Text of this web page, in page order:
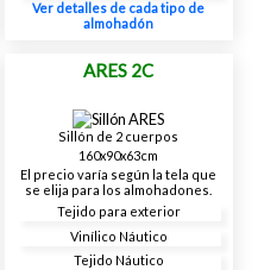
Ver detalles de cada tipo de
almohadón
ARES 2C
Sillón de 2 cuerpos
160x90x63cm
El precio varía según la tela que
se elija para los almohadones.
Tejido para exterior
Vinílico Náutico
Tejido Náutico